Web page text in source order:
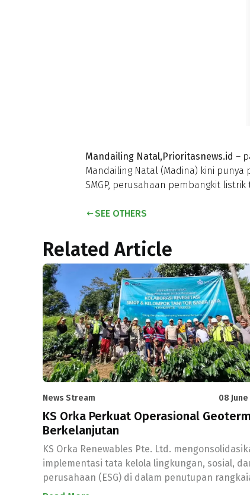
Mandailing Natal,Prioritasnews.id –
Mandailing Natal (Madina) kini punya
SMGP, perusahaan pembangkit
SEE OTHERS
Related Article
News Stream 08
KS Orka Perkuat Operasional
Berkelanjutan
KS Orka Renewables Pte. Ltd.
implementasi tata kelola lingkungan, sosial,
perusahaan (ESG) di dalam penutupan
kampanye Hari Lingkungan Hidup Sedunia 2026